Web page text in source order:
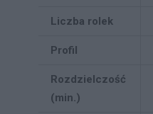
Liczba rolek
Profil
Rozdzielczość
(min.)